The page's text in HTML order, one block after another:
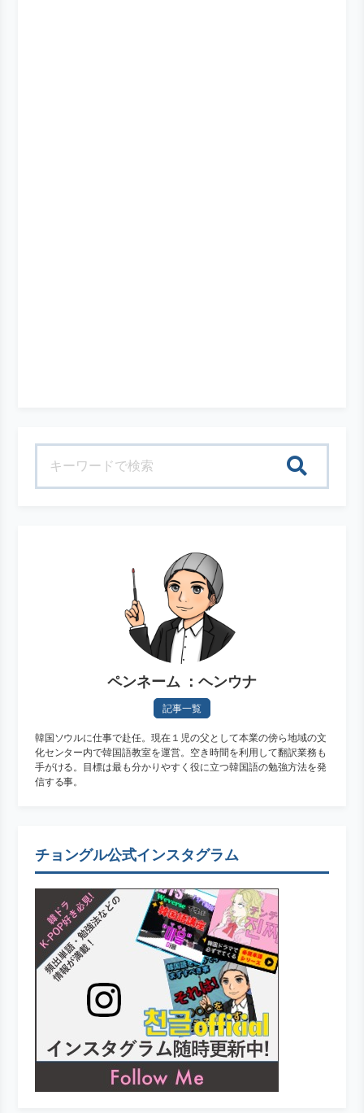
ペンネーム ：ヘンウナ
記事一覧
韓国ソウルに仕事で赴任。現在１児の父として本業の傍ら地域の文
化センター内で韓国語教室を運営。空き時間を利用して翻訳業務も
手がける。目標は最も分かりやすく役に立つ韓国語の勉強方法を発
信する事。
チョングル公式インスタグラム